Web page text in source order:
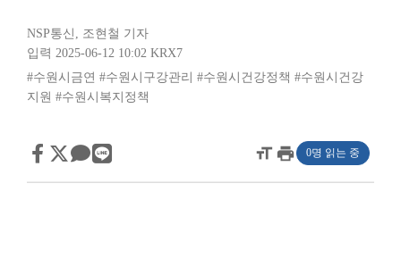
NSP통신 , 조현철 기자
입력 2025-06-12 10:02 KRX7
#수원시금연 #수원시구강관리 #수원시건강정책 #수원시건강
지원 #수원시복지정책
format_sizeprint 0명 읽는 중